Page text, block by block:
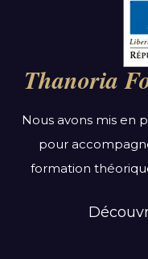
Auvergne-
Bourgogne-
Bretagne
Centre-Val de
Grand Est
Hauts-de-France
Normandie
Thanoria
Nous avons mis en
pour
formation